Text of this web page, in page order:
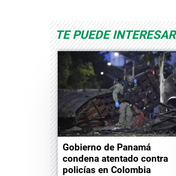
TE PUEDE INTERESAR
Gobierno de Panamá
condena atentado contra
policías en Colombia